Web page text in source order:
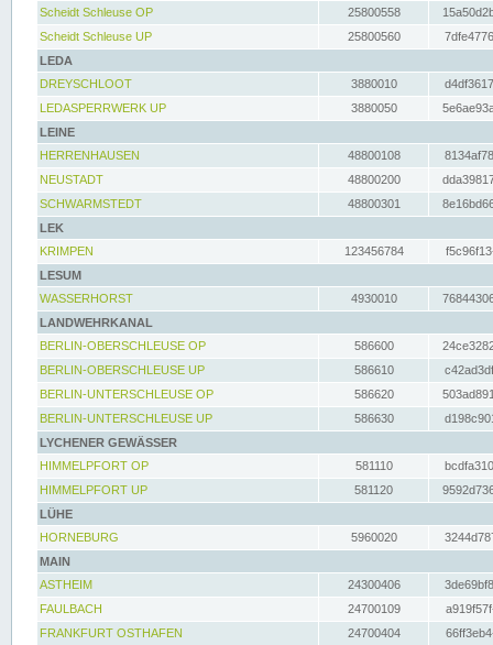
Scheidt Schleuse OP
25800558
Scheidt Schleuse UP
25800560
LEDA
DREYSCHLOOT
3880010
LEDASPERRWERK UP
3880050
LEINE
HERRENHAUSEN
48800108
NEUSTADT
48800200
SCHWARMSTEDT
48800301
LEK
KRIMPEN
123456784
LESUM
WASSERHORST
4930010
LANDWEHRKANAL
BERLIN-OBERSCHLEUSE OP
586600
BERLIN-OBERSCHLEUSE UP
586610
BERLIN-UNTERSCHLEUSE OP
586620
BERLIN-UNTERSCHLEUSE UP
586630
LYCHENER GEWÄSSER
HIMMELPFORT OP
581110
HIMMELPFORT UP
581120
LÜHE
HORNEBURG
5960020
MAIN
ASTHEIM
24300406
FAULBACH
24700109
FRANKFURT OSTHAFEN
24700404